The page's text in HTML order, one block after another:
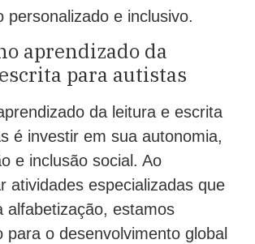
personalizado e inclusivo.
aprendizado da
para autistas
da leitura e escrita
é investir em sua autonomia,
e inclusão social. Ao
atividades especializadas que
alfabetização, estamos
para o desenvolvimento global